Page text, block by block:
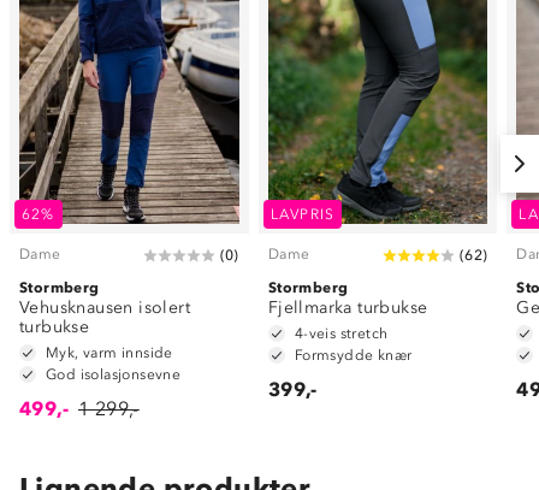
62%
Dame (0)
Stormberg
Vehusknausen isolert
turbukse
Myk, varm innside
God isolasjonsevne
499,- 1 299,-
LAVPRIS
Dame (62)
Stormberg
Fjellmarka turbukse
4-veis stretch
Formsydde knær
399,-